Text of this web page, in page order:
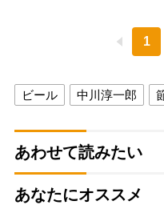
1
ビール 中川淳一郎
あわせて読みたい
あなたにオススメ